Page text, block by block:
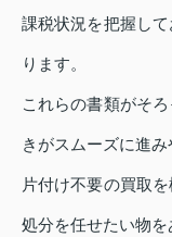
課税状況を把握し
ります。
これらの書類がそ
きがスムーズに進み
片付け不要の買取
処分を任せたい物を